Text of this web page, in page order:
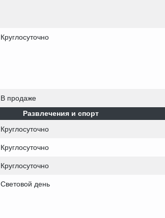
Круглосуточно
В продаже
Развлечения и спорт
Круглосуточно
Круглосуточно
Круглосуточно
Световой день